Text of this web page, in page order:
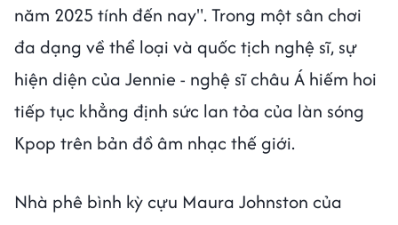
năm 2025 tính đến nay". Trong một sân chơi
đa dạng về thể loại và quốc tịch nghệ sĩ, sự
hiện diện của Jennie - nghệ sĩ châu Á hiếm hoi
tiếp tục khẳng định sức lan tỏa của làn sóng
Kpop trên bản đồ âm nhạc thế giới.
Nhà phê bình kỳ cựu Maura Johnston của